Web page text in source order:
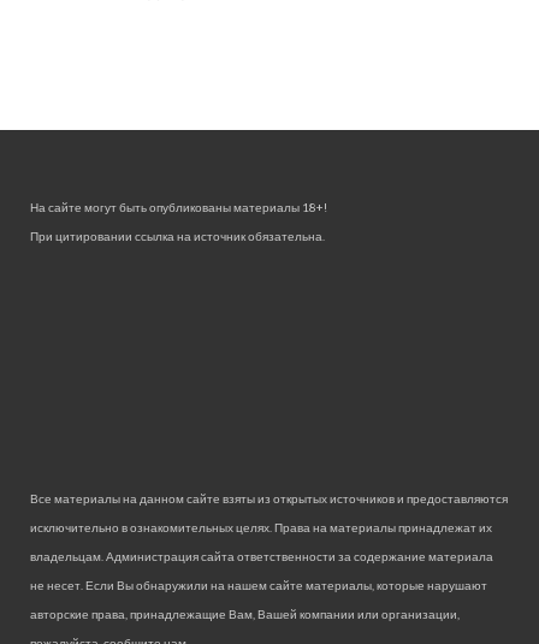
На сайте могут быть опубликованы материалы 18+!
При цитировании ссылка на источник обязательна.
Все материалы на данном сайте взяты из открытых источников и предоставляются
исключительно в ознакомительных целях. Права на материалы принадлежат их
владельцам. Администрация сайта ответственности за содержание материала
не несет. Если Вы обнаружили на нашем сайте материалы, которые нарушают
авторские права, принадлежащие Вам, Вашей компании или организации,